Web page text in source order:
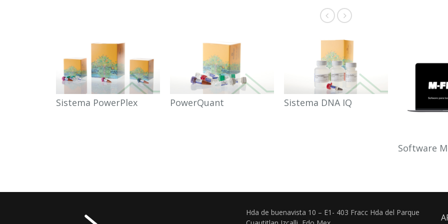
Sistema PowerPlex PowerQuant Sistema DNA IQ
Software
Hda de buenavista 10 – E1- 403 Fracc Hda del Parque